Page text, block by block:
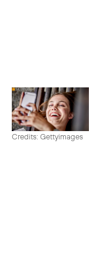
Credits: Gettyimages